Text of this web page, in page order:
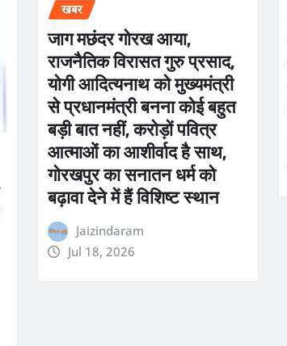
खबर
जाग मछंदर गोरख आया,
राजनैतिक विरासत गुरु प्रसाद,
योगी आदित्यनाथ को मुख्यमंत्री
से प्रधानमंत्री बनना कोई बहुत
बड़ी बात नहीं, करोड़ों पवित्र
आत्माओं का आशीर्वाद है साथ,
गोरखपुर का सनातन धर्म को
बढ़ावा देने में हैं विशिष्ट स्थान
Jaizindaram
Jul 18, 2026